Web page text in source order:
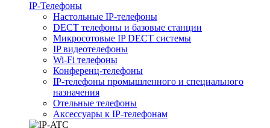
IP-Телефоны
Настольные IP-телефоны
DECT телефоны и базовые станции
Микросотовые IP DECT системы
IP видеотелефоны
Wi-Fi телефоны
Конференц-телефоны
IP-телефоны промышленного и специального
назначения
Отельные телефоны
Аксессуары к IP-телефонам